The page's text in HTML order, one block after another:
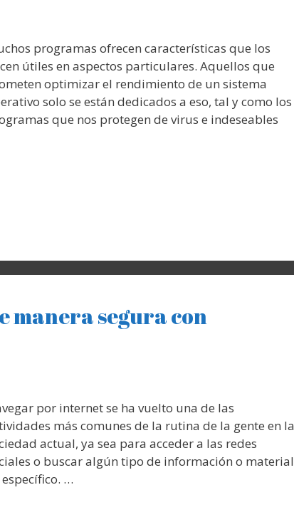
programas ofrecen características que los
útiles en aspectos particulares. Aquellos que
optimizar el rendimiento de un sistema
solo se están dedicados a eso, tal y como los
que nos protegen de virus e indeseables
manera segura con
por internet se ha vuelto una de las
más comunes de la rutina de la gente en la
actual, ya sea para acceder a las redes
o buscar algún tipo de información o material
específico. …